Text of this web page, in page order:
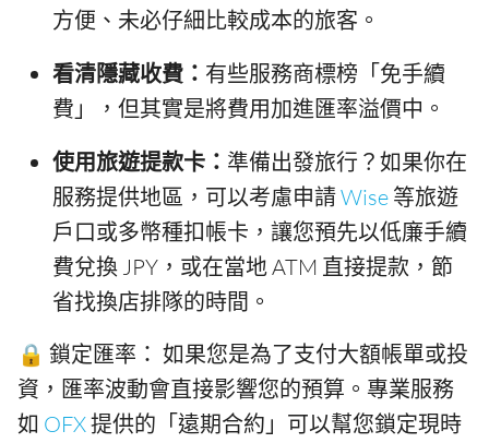
方便、未必仔細比較成本的旅客。
看清隱藏收費： 有些服務商標榜「免手續
費」，但其實是將費用加進匯率溢價中。
使用旅遊提款卡： 準備出發旅行？如果你在
服務提供地區，可以考慮申請Wise 等旅遊
戶口或多幣種扣帳卡，讓您預先以低廉手續
費兌換 JPY，或在當地 ATM 直接提款，節
省找換店排隊的時間。
🔒 鎖定匯率： 如果您是為了支付大額帳單或投
資，匯率波動會直接影響您的預算。專業服務
如 OFX提供的「遠期合約」可以幫您鎖定現時